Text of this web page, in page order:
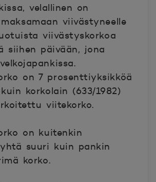
velallinen on
viivästyneelle
viivästyskorkoa
siihen päivään, jona
on 7 prosenttiyksikköä
korkolain (633/1982)
viitekorko.
on kuitenkin
suuri kuin pankin
korko.